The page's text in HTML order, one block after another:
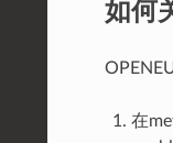
如何
在